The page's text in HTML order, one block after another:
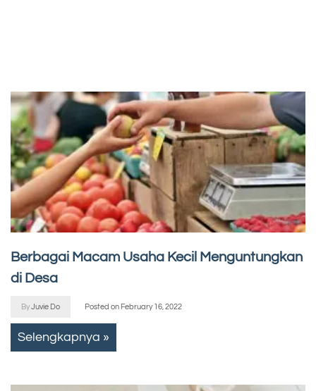
Berbagai Macam Usaha Kecil Menguntungkan
di Desa
ByJuvie Do Posted on February 16, 2022
Selengkapnya »